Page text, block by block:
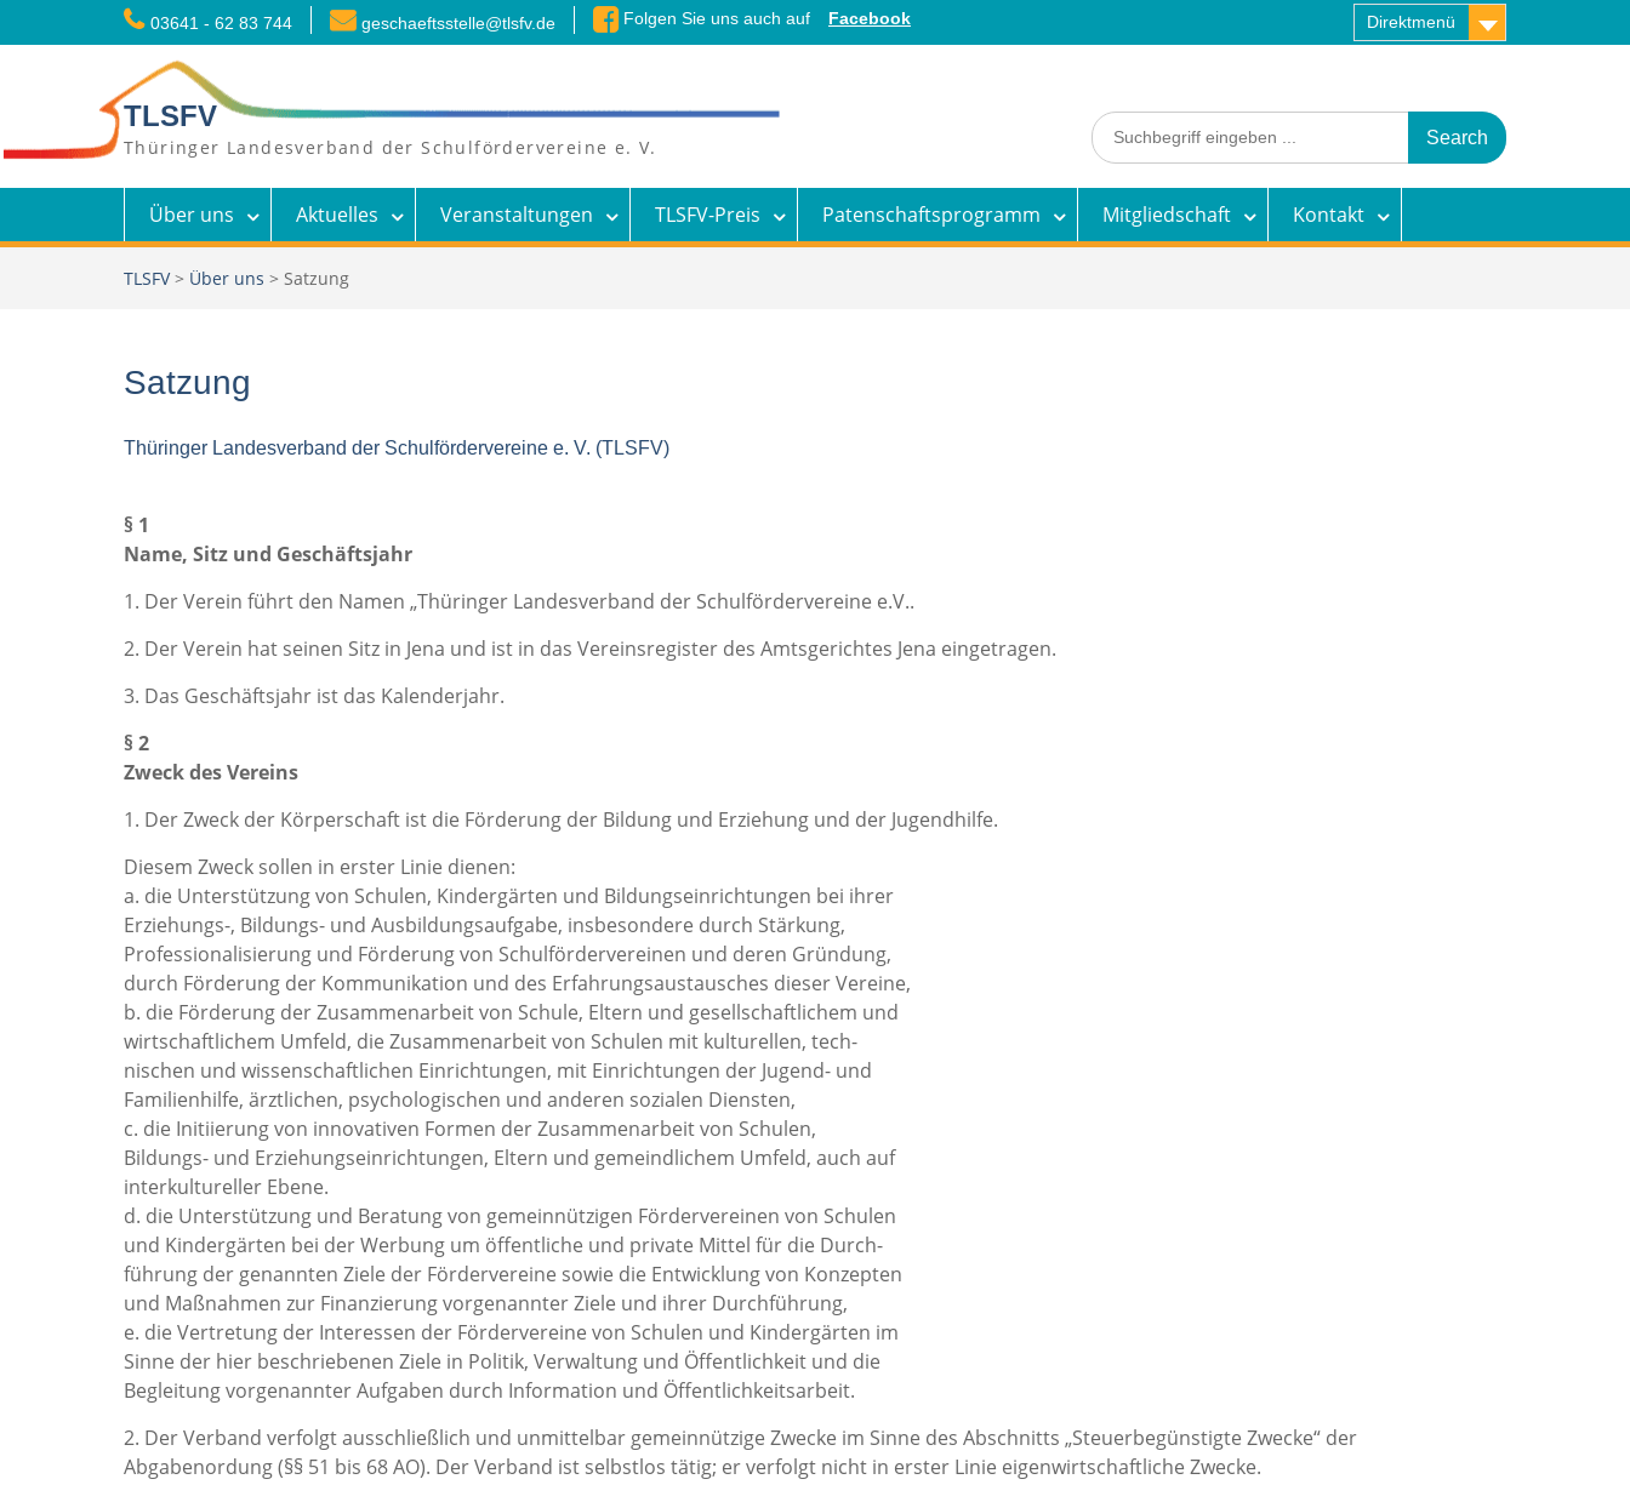
03641 - 62 83 744 geschaeftsstelle@tlsfv.de Folgen Sie uns auch auf Facebook Direktmenü
TLSFV
Thüringer Landesverband der Schulfördervereine e. V.
Search
for:
Über uns Aktuelles Veranstaltungen TLSFV-Preis Patenschaftsprogramm Mitgliedschaft Kontakt
TLSFV> Über uns > Satzung
Satzung
Thüringer Landesverband der Schulfördervereine e. V. (TLSFV)
§ 1
Name, Sitz und Geschäftsjahr
1. Der Verein führt den Namen „Thüringer Landesverband der Schulfördervereine e.V..
2. Der Verein hat seinen Sitz in Jena und ist in das Vereinsregister des Amtsgerichtes Jena eingetragen.
3. Das Geschäftsjahr ist das Kalenderjahr.
§ 2
Zweck des Vereins
1. Der Zweck der Körperschaft ist die Förderung der Bildung und Erziehung und der Jugendhilfe.
Diesem Zweck sollen in erster Linie dienen:
a. die Unterstützung von Schulen, Kindergärten und Bildungseinrichtungen bei ihrer
Erziehungs-, Bildungs- und Ausbildungsaufgabe, insbesondere durch Stärkung,
Professionalisierung und Förderung von Schulfördervereinen und deren Gründung,
durch Förderung der Kommunikation und des Erfahrungsaustausches dieser Vereine,
b. die Förderung der Zusammenarbeit von Schule, Eltern und gesellschaftlichem und
wirtschaftlichem Umfeld, die Zusammenarbeit von Schulen mit kulturellen, tech-
nischen und wissenschaftlichen Einrichtungen, mit Einrichtungen der Jugend- und
Familienhilfe, ärztlichen, psychologischen und anderen sozialen Diensten,
c. die Initiierung von innovativen Formen der Zusammenarbeit von Schulen,
Bildungs- und Erziehungseinrichtungen, Eltern und gemeindlichem Umfeld, auch auf
interkultureller Ebene.
d. die Unterstützung und Beratung von gemeinnützigen Fördervereinen von Schulen
und Kindergärten bei der Werbung um öffentliche und private Mittel für die Durch-
führung der genannten Ziele der Fördervereine sowie die Entwicklung von Konzepten
und Maßnahmen zur Finanzierung vorgenannter Ziele und ihrer Durchführung,
e. die Vertretung der Interessen der Fördervereine von Schulen und Kindergärten im
Sinne der hier beschriebenen Ziele in Politik, Verwaltung und Öffentlichkeit und die
Begleitung vorgenannter Aufgaben durch Information und Öffentlichkeitsarbeit.
2. Der Verband verfolgt ausschließlich und unmittelbar gemeinnützige Zwecke im Sinne des Abschnitts „Steuerbegünstigte Zwecke“ der
Abgabenordung (§§ 51 bis 68 AO). Der Verband ist selbstlos tätig; er verfolgt nicht in erster Linie eigenwirtschaftliche Zwecke.